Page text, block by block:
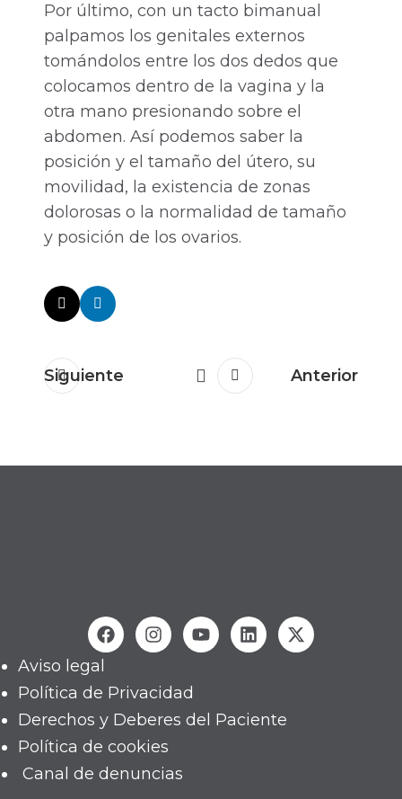
Por último, con un tacto bimanual
palpamos los genitales externos
tomándolos entre los dos dedos que
colocamos dentro de la vagina y la
otra mano presionando sobre el
abdomen. Así podemos saber la
posición y el tamaño del útero, su
movilidad, la existencia de zonas
dolorosas o la normalidad de tamaño
y posición de los ovarios.
Siguiente Anterior
Aviso legal
Política de Privacidad
Derechos y Deberes del Paciente
Política de cookies
Canal de denuncias